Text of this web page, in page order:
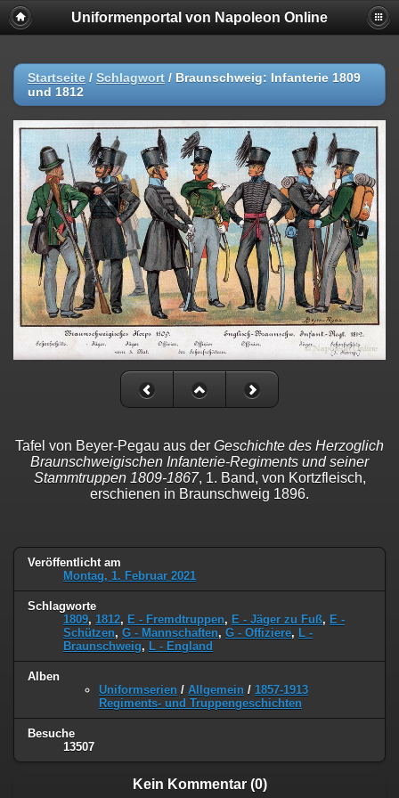
Uniformenportal von Napoleon Online
Startseite / Schlagwort / Braunschweig: Infanterie 1809
und 1812
Tafel von Beyer-Pegau aus der Geschichte des Herzoglich
Braunschweigischen Infanterie-Regiments und seiner
Stammtruppen 1809-1867, 1. Band, von Kortzfleisch,
erschienen in Braunschweig 1896.
Veröffentlicht am
Montag, 1. Februar 2021
Schlagworte
1809, 1812, E - Fremdtruppen, E - Jäger zu Fuß, E -
Schützen, G - Mannschaften, G - Offiziere, L -
Braunschweig, L - England
Alben
Uniformserien / Allgemein / 1857-1913
Regiments- und Truppengeschichten
Besuche
13507
Kein Kommentar (0)